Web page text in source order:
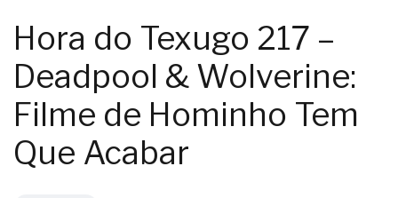
Hora do Texugo 217 –
Deadpool & Wolverine:
Filme de Hominho Tem
Que Acabar